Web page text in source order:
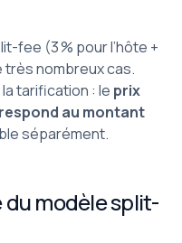
fee (3 % pour l’hôte +
très nombreux cas.
tarification : le prix
au montant
séparément.
modèle split-